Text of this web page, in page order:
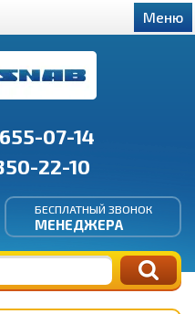
07-14
22-10
БЕСПЛАТНЫЙ ЗВОНОК
МЕНЕДЖЕРА
Меню